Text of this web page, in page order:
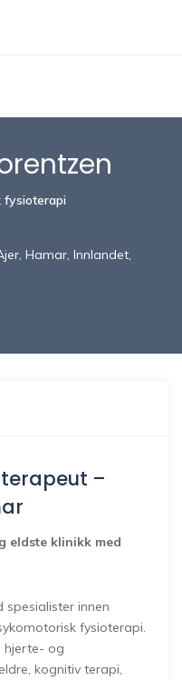
fysioterapi
Hamar, Innlandet,
–
eldste klinikk med
spesialister innen
fysioterapi.
hjerte- og
kognitiv terapi,